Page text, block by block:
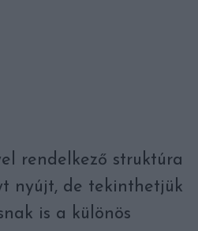
rendelkező struktúra
nyújt, de tekinthetjük
is a különös